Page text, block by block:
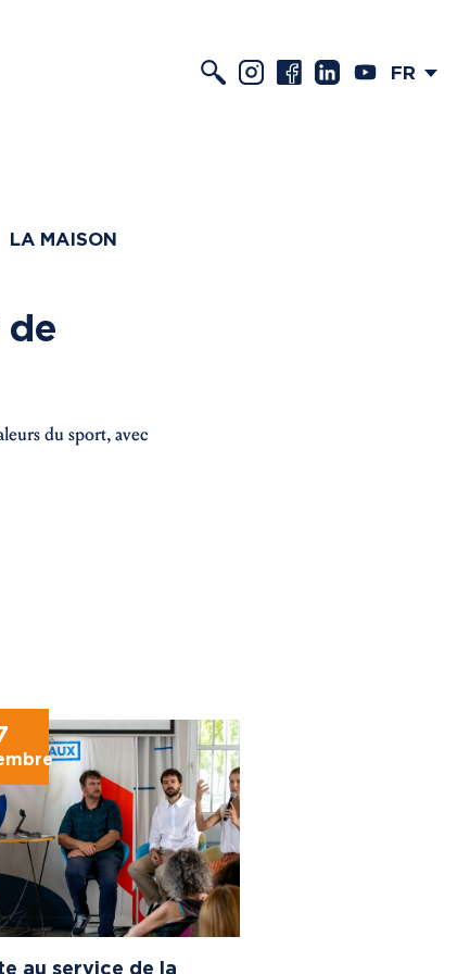
LA MAISON
FR
du sport, avec
au service de la